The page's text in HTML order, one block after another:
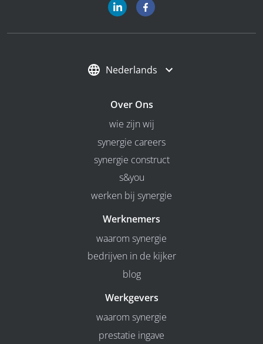
Nederlands
Over Ons
wie zijn wij
synergie careers
synergie construct
s&you
werken bij synergie
Werknemers
waarom synergie
bedrijven in de kijker
blog
Werkgevers
waarom synergie
prestatie ingave